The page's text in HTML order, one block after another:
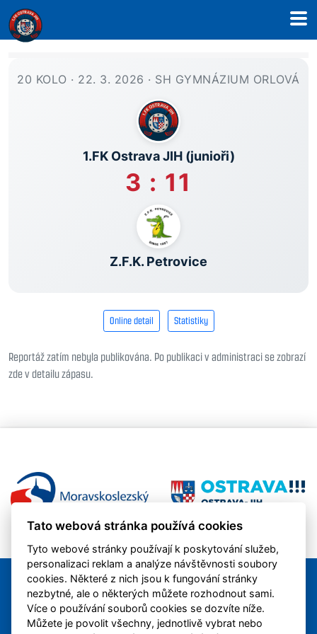
20 KOLO · 22. 3. 2026 · SH GYMNÁZIUM ORLOVÁ
1.FK Ostrava JIH (junioři)
3 : 11
Z.F.K. Petrovice
Online detail Statistiky
Reportáž zatím nebyla publikována. Po publikaci v administraci se zobrazí
zde v detailu zápasu.
Tato webová stránka používá cookies
Tyto webové stránky používají k poskytování služeb,
personalizaci reklam a analýze návštěvnosti soubory
cookies. Některé z nich jsou k fungování stránky
nezbytné, ale o některých můžete rozhodnout sami.
Více o používání souborů cookies se dozvíte níže.
Můžete je povolit všechny, jednotlivě vybrat nebo